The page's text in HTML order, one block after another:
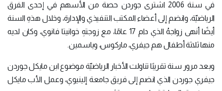
في سنة 2006 اشترى جوردن حصة من الأسهم في إحدى الفرق
الرياضيّة، وانضم إلى أعضاء المكتب التنفيذي والإدارة، وخلال هذهِ السنة
أيضًا أنهى زواجهُ الذي دام 17 عامًا، مع زوجتهِ خوانيتا فانوي، وكان لديه
منها ثلاثة أطفال هم جيفري، ماركوس، وياسمين.
وبعد مرور سنة تقريبًا تناولت الأخبار الرياضيّة موضوع ابن مايكل جوردن
جيفري جوردن الذي انضم إلى فريق جامعة إلينيوي، وعمل الأب مايكل